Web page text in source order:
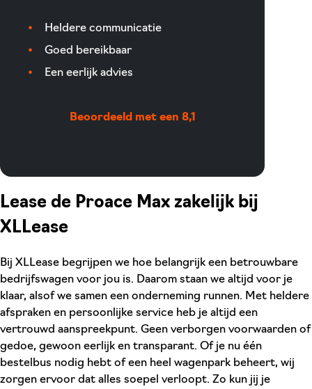
Lease de Proace Max zakelijk bij
XLLease
Bij XLLease begrijpen we hoe belangrijk een betrouwbare
bedrijfswagen voor jou is. Daarom staan we altijd voor je
klaar, alsof we samen een onderneming runnen. Met heldere
afspraken en persoonlijke service heb je altijd een
vertrouwd aanspreekpunt. Geen verborgen voorwaarden of
gedoe, gewoon eerlijk en transparant. Of je nu één
bestelbus nodig hebt of een heel wagenpark beheert, wij
zorgen ervoor dat alles soepel verloopt. Zo kun jij je
Heldere communicatie
Goed bereikbaar
Een eerlijk advies
Beoordeeld met een 8,1